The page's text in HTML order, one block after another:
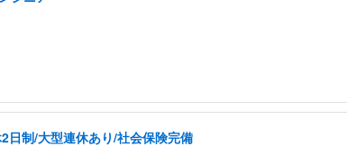
日制/大型連休あり/社会保険完備